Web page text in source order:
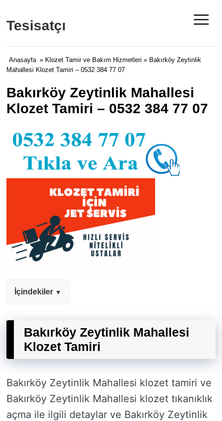
Tesisatçı ≡
Anasayfa » Klozet Tamir ve Bakım Hizmetleri » Bakırköy Zeytinlik
Mahallesi Klozet Tamiri – 0532 384 77 07
Bakırköy Zeytinlik Mahallesi
Klozet Tamiri – 0532 384 77 07
İçindekiler
Bakırköy Zeytinlik Mahallesi
Klozet Tamiri
Bakırköy Zeytinlik Mahallesi klozet tamiri ve
Bakırköy Zeytinlik Mahallesi klozet tıkanıklık
açma ile ilgili detaylar ve Bakırköy Zeytinlik